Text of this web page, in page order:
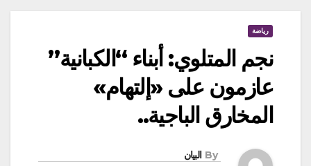
رياضة
نجم المتلوي: أبناء “الكبانية”
عازمون على «إلتهام»
المخارق الباجية..
By البيان